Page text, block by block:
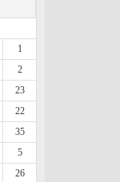
1
2
23
22
35
5
26